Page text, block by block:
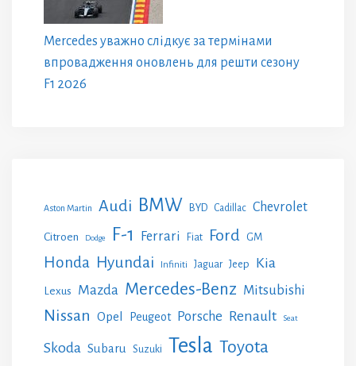
Mercedes уважно слідкує за термінами
впровадження оновлень для решти сезону
F1 2026
Aston Martin Audi BMW BYD Cadillac Chevrolet
Citroen Dodge F-1 Ferrari Fiat Ford GM
Honda Hyundai Infiniti Jaguar Jeep Kia
Lexus Mazda Mercedes-Benz Mitsubishi
Nissan Opel Peugeot Porsche Renault Seat
Skoda Subaru Suzuki Tesla Toyota